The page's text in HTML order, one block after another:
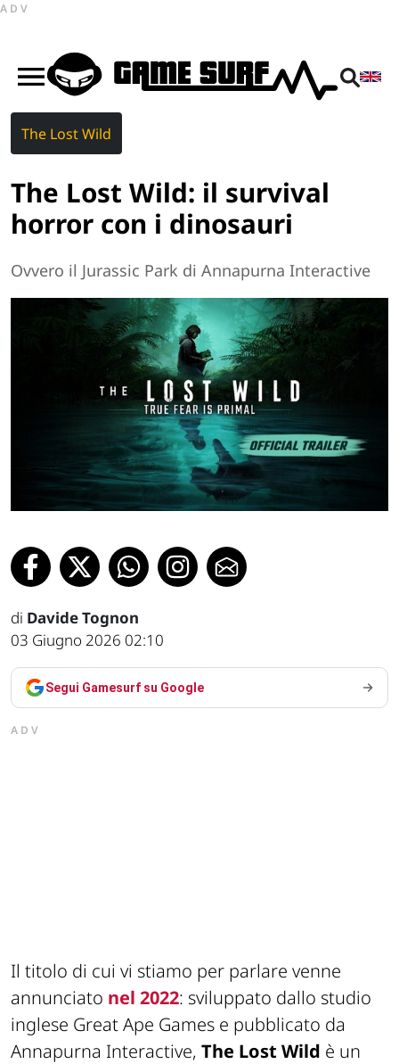
ADV
The Lost Wild
The Lost Wild: il survival
horror con i dinosauri
Ovvero il Jurassic Park di Annapurna Interactive
di Davide Tognon
03 Giugno 2026 02:10
Segui Gamesurf su Google
ADV
Il titolo di cui vi stiamo per parlare venne
annunciato nel 2022: sviluppato dallo studio
inglese Great Ape Games e pubblicato da
Annapurna Interactive, The Lost Wild è un